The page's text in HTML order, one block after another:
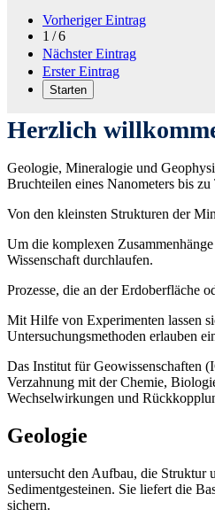
Vorheriger Eintrag
1 / 6
Nächster Eintrag
Erster Eintrag
Starten
Herzlich
Geologie, Mineralogie und
Bruchteilen eines Nanometers bis
Von den kleinsten Strukturen der
Um die komplexen
Wissenschaft durchlaufen.
Prozesse, die an der Erdoberfläche
Mit Hilfe von Experimenten lassen
Untersuchungsmethoden erlauben
Das Institut für Geowissenschaften
Verzahnung mit der Chemie,
Wechselwirkungen und
Geologie
untersucht den Aufbau, die Struktur
Sedimentgesteinen. Sie liefert die
sichern.